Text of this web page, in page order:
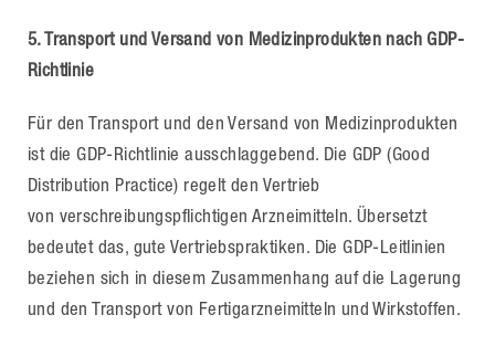
5. Transport und Versand von Medizinprodukten nach GDP-
Richtlinie
Für den Transport und den Versand von Medizinprodukten
ist die GDP-Richtlinie ausschlaggebend. Die GDP (Good
Distribution Practice) regelt den Vertrieb
von verschreibungspflichtigen Arzneimitteln. Übersetzt
bedeutet das, gute Vertriebspraktiken. Die GDP-Leitlinien
beziehen sich in diesem Zusammenhang auf die Lagerung
und den Transport von Fertigarzneimitteln und Wirkstoffen.